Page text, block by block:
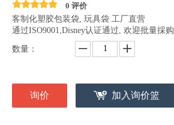
0 评价
客制化塑胶包装袋, 玩具袋 工厂直营
通过ISO9001,Disney认证通过, 欢迎批量採购
数量：
询价 加入询价篮